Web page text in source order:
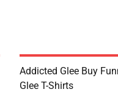
Addicted Glee Buy
Glee T-Shirts